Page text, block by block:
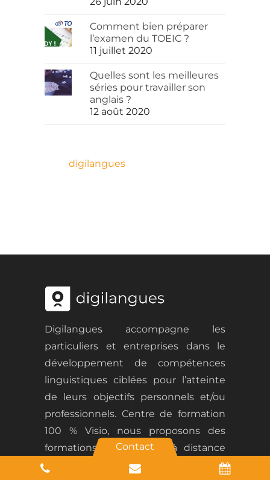
Comment bien préparer
l’examen du TOEIC ?
11 juillet 2020
Quelles sont les meilleures
séries pour travailler son
anglais ?
12 août 2020
digilangues
Digilangues accompagne les
particuliers et entreprises dans le
développement de
compétences
linguistiques ciblées pour l ’atteinte
de leurs objectifs personnels et/ou
professionnels. Centre de formation
100 % Visio, nous proposons des
formations individuelles
à distance
personnalisées, animées par des
Contact